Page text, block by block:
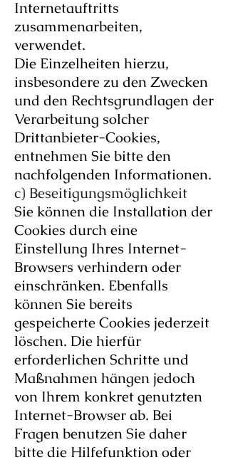
Internetauftritts
zusammenarbeiten,
verwendet.
Die Einzelheiten hierzu,
insbesondere zu den Zwecken
und den Rechtsgrundlagen der
Verarbeitung solcher
Drittanbieter-Cookies,
entnehmen Sie bitte den
nachfolgenden Informationen.
c) Beseitigungsmöglichkeit
Sie können die Installation der
Cookies durch eine
Einstellung Ihres Internet-
Browsers verhindern oder
einschränken. Ebenfalls
können Sie bereits
gespeicherte Cookies jederzeit
löschen. Die hierfür
erforderlichen Schritte und
Maßnahmen hängen jedoch
von Ihrem konkret genutzten
Internet-Browser ab. Bei
Fragen benutzen Sie daher
bitte die Hilfefunktion oder